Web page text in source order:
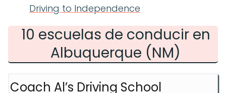
Driving to Independence
10 escuelas de conducir en
Albuquerque (NM)
Coach Al’s Driving School